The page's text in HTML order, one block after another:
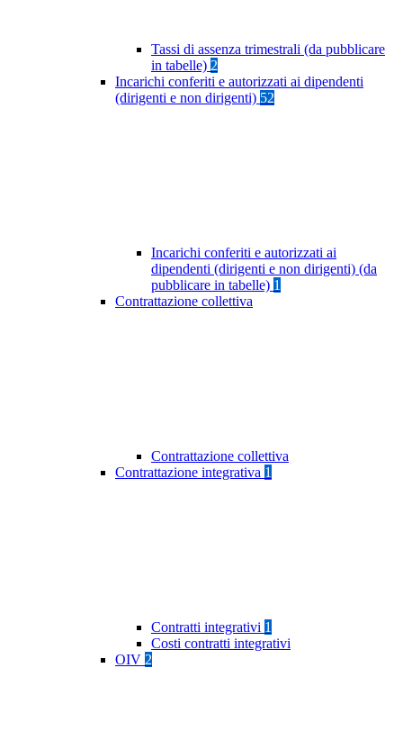
Tassi di assenza trimestrali (da pubblicare
in tabelle) 2
Incarichi conferiti e autorizzati ai dipendenti
(dirigenti e non dirigenti) 52
Incarichi conferiti e autorizzati ai
dipendenti (dirigenti e non dirigenti) (da
pubblicare in tabelle) 1
Contrattazione collettiva
Contrattazione collettiva
Contrattazione integrativa 1
Contratti integrativi 1
Costi contratti integrativi
OIV 2